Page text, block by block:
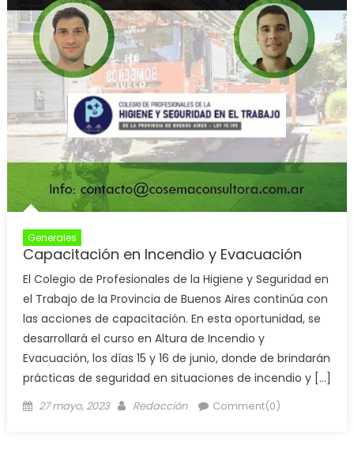
Generales
Capacitación en Incendio y Evacuación
El Colegio de Profesionales de la Higiene y Seguridad en
el Trabajo de la Provincia de Buenos Aires continúa con
las acciones de capacitación. En esta oportunidad, se
desarrollará el curso en Altura de Incendio y
Evacuación, los días 15 y 16 de junio, donde de brindarán
prácticas de seguridad en situaciones de incendio y […]
27 mayo, 2023 Redacción Comment(0)